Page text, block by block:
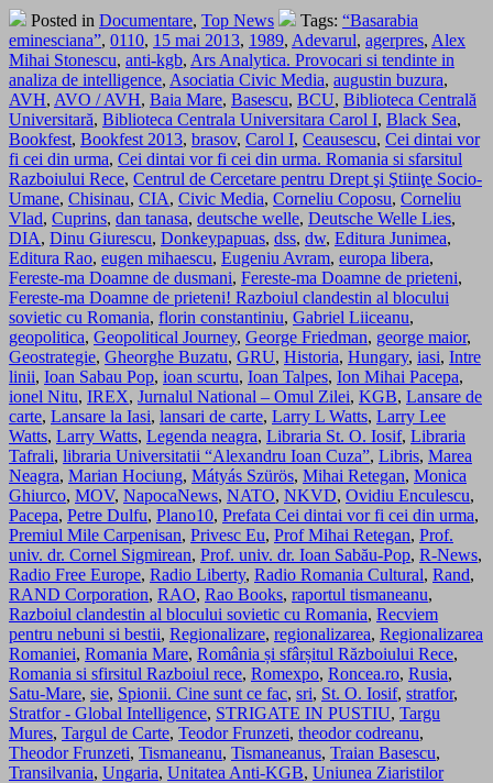
Posted in Documentare, Top News Tags: “Basarabia
eminesciana”, 0110, 15 mai 2013, 1989, Adevarul, agerpres, Alex
Mihai Stonescu, anti-kgb, Ars Analytica. Provocari si tendinte in
analiza de intelligence, Asociatia Civic Media, augustin buzura,
AVH, AVO / AVH, Baia Mare, Basescu, BCU, Biblioteca Centrală
Universitară, Biblioteca Centrala Universitara Carol I, Black Sea,
Bookfest, Bookfest 2013, brasov, Carol I, Ceausescu, Cei dintai vor
fi cei din urma, Cei dintai vor fi cei din urma. Romania si sfarsitul
Razboiului Rece, Centrul de Cercetare pentru Drept şi Ştiinţe Socio-
Umane, Chisinau, CIA, Civic Media, Corneliu Coposu, Corneliu
Vlad, Cuprins, dan tanasa, deutsche welle, Deutsche Welle Lies,
DIA, Dinu Giurescu, Donkeypapuas, dss, dw, Editura Junimea,
Editura Rao, eugen mihaescu, Eugeniu Avram, europa libera,
Fereste-ma Doamne de dusmani, Fereste-ma Doamne de prieteni,
Fereste-ma Doamne de prieteni! Razboiul clandestin al blocului
sovietic cu Romania, florin constantiniu, Gabriel Liiceanu,
geopolitica, Geopolitical Journey, George Friedman, george maior,
Geostrategie, Gheorghe Buzatu, GRU, Historia, Hungary, iasi, Intre
linii, Ioan Sabau Pop, ioan scurtu, Ioan Talpes, Ion Mihai Pacepa,
ionel Nitu, IREX, Jurnalul National – Omul Zilei, KGB, Lansare de
carte, Lansare la Iasi, lansari de carte, Larry L Watts, Larry Lee
Watts, Larry Watts, Legenda neagra, Libraria St. O. Iosif, Libraria
Tafrali, libraria Universitatii “Alexandru Ioan Cuza”, Libris, Marea
Neagra, Marian Hociung, Mátyás Szürös, Mihai Retegan, Monica
Ghiurco, MOV, NapocaNews, NATO, NKVD, Ovidiu Enculescu,
Pacepa, Petre Dulfu, Plano10, Prefata Cei dintai vor fi cei din urma,
Premiul Mile Carpenisan, Privesc Eu, Prof Mihai Retegan, Prof.
univ. dr. Cornel Sigmirean, Prof. univ. dr. Ioan Sabău-Pop, R-News,
Radio Free Europe, Radio Liberty, Radio Romania Cultural, Rand,
RAND Corporation, RAO, Rao Books, raportul tismaneanu,
Razboiul clandestin al blocului sovietic cu Romania, Recviem
pentru nebuni si bestii, Regionalizare, regionalizarea, Regionalizarea
Romaniei, Romania Mare, România și sfârșitul Războiului Rece,
Romania si sfirsitul Razboiul rece, Romexpo, Roncea.ro, Rusia,
Satu-Mare, sie, Spionii. Cine sunt ce fac, sri, St. O. Iosif, stratfor,
Stratfor - Global Intelligence, STRIGATE IN PUSTIU, Targu
Mures, Targul de Carte, Teodor Frunzeti, theodor codreanu,
Theodor Frunzeti, Tismaneanu, Tismaneanus, Traian Basescu,
Transilvania, Ungaria, Unitatea Anti-KGB, Uniunea Ziaristilor